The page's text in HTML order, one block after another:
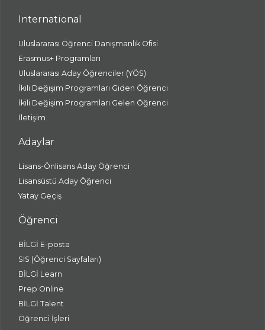
International
Uluslararası Öğrenci Danışmanlık Ofisi
Erasmus+ Programları
Uluslararası Aday Öğrenciler (YÖS)
İkili Değişim Programları Giden Öğrenci
İkili Değişim Programları Gelen Öğrenci
İletişim
Adaylar
Lisans-Önlisans Aday Öğrenci
Lisansüstü Aday Öğrenci
Yatay Geçiş
Öğrenci
BİLGİ E-posta
SIS (Öğrenci Sayfaları)
BİLGİ Learn
Prep Online
BİLGİ Talent
Öğrenci İşleri